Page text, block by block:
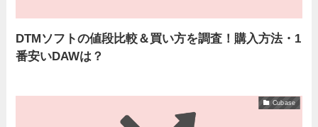
DTMソフトの値段比較＆買い方を調査！購入方法・1
番安いDAWは？
Cubase